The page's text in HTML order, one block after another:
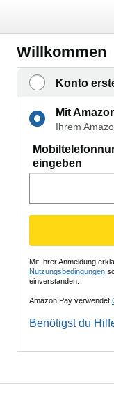
Willkommen
Konto
Mit
Ihrem
eingeben
Mit Ihrer Anmeldung
Nutzungsbedingungen
einverstanden.
Amazon Pay verwendet
Benötigst du